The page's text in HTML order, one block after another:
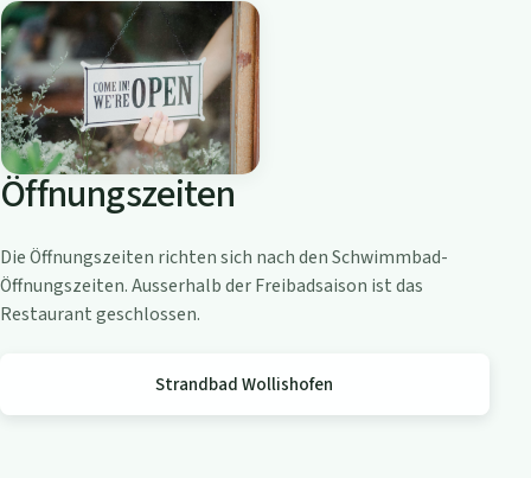
r
o
a
m
Z
ü
i
c
h
e
Öffnungszeiten
Die Öffnungszeiten richten sich nach den Schwimmbad-
Öffnungszeiten. Ausserhalb der Freibadsaison ist das
Restaurant geschlossen.
Strandbad Wollishofen